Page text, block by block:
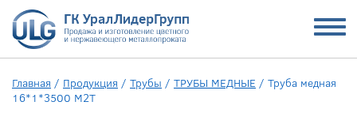
Главная / Продукция / Трубы / ТРУБЫ МЕДНЫЕ / Труба медная
16*1*3500 М2Т